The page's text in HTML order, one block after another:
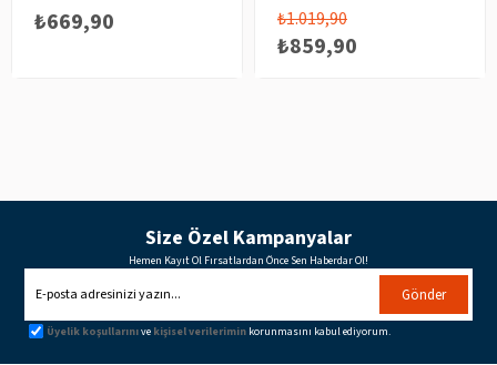
₺669,90
₺859,90
₺1.019,90
Size Özel Kampanyalar
Hemen Kayıt Ol Fırsatlardan Önce Sen Haberdar Ol!
Gönder
Üyelik koşullarınıve kişisel verilerimin korunmasını kabul ediyorum.